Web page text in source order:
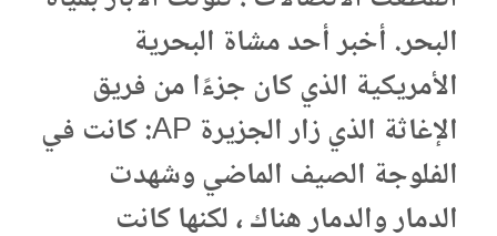
البحر. أخبر أحد مشاة البحرية
الأمريكية الذي كان جزءًا من فريق
الإغاثة الذي زار الجزيرة AP: كانت في
الفلوجة الصيف الماضي وشهدت
الدمار والدمار هناك ، لكنها كانت